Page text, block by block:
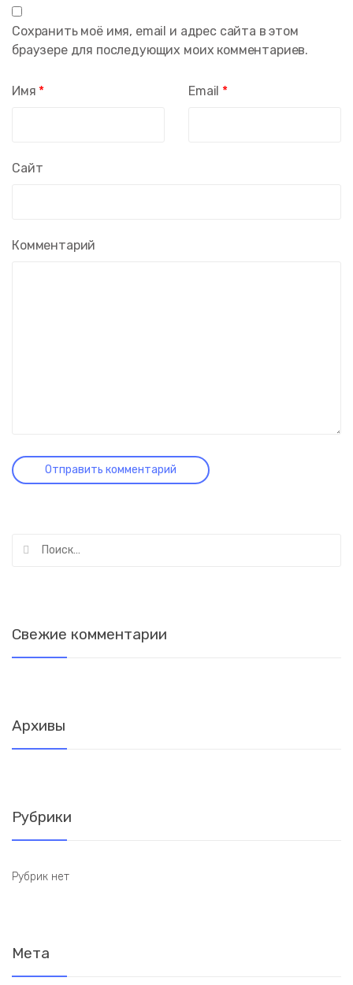
Комментарий
Имя * Email *
Сайт
Сохранить моё имя, email и адрес сайта в этом
браузере для последующих моих комментариев.
Свежие комментарии
Архивы
Рубрики
Рубрик нет
Мета